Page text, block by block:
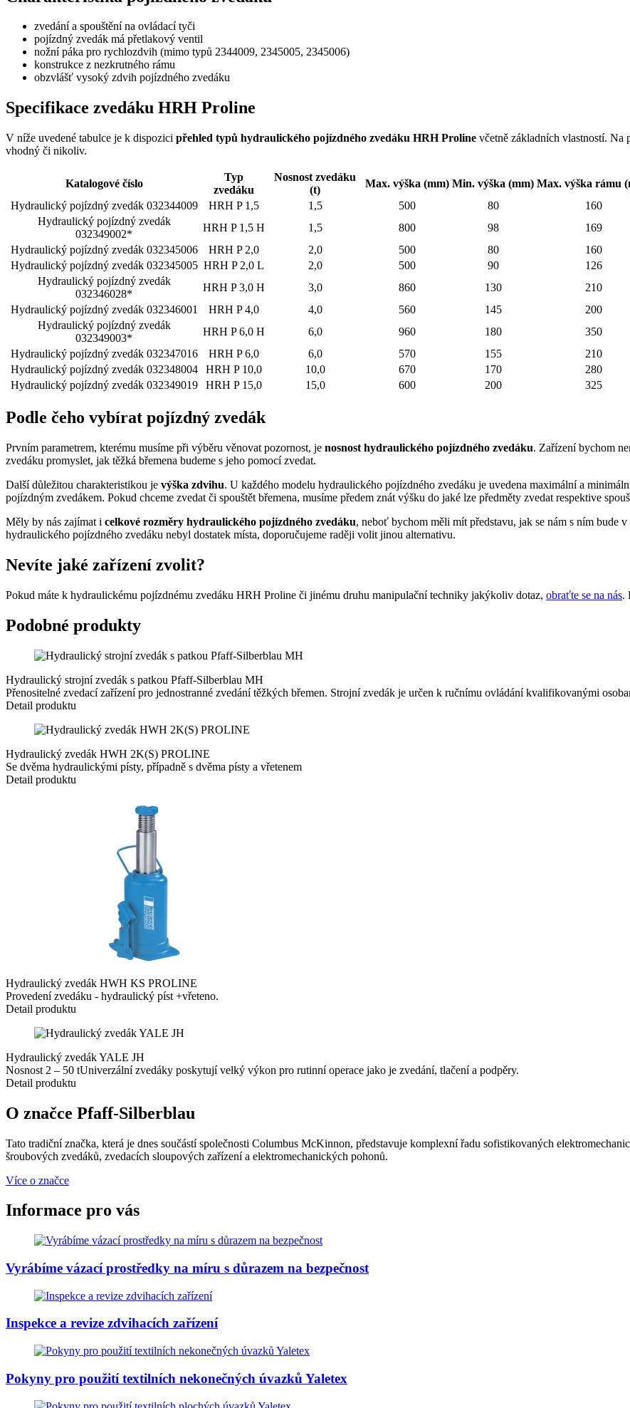
zvedání a spouštění na ovládací tyči
pojízdný zvedák má přetlakový ventil
nožní páka pro rychlozdvih (mimo typů 2344009, 2345005, 2345006)
konstrukce z nezkrutného rámu
obzvlášť vysoký zdvih pojízdného zvedáku
Specifikace zvedáku HRH Proline
V níže uvedené tabulce je k dispozici přehled typů hydraulického pojízdného zvedáku HRH Proline včetně základních vlastností. Na
vhodný či nikoliv.
Katalogové číslo
Typ
zvedáku
Nosnost zvedáku
(t)
Max. výška (mm) Min. výška (mm) Max. výška rámu
Hydraulický pojízdný zvedák 032344009
HRH P 1,5 1,5 500 80 160
Hydraulický pojízdný zvedák
032349002*
HRH P 1,5 H 1,5 800 98 169
Hydraulický pojízdný zvedák 032345006
HRH P 2,0 2,0 500 80 160
Hydraulický pojízdný zvedák 032345005 HRH P 2,0 L 2,0 500 90 126
Hydraulický pojízdný zvedák
032346028*
HRH P 3,0 H 3,0 860 130 210
Hydraulický pojízdný zvedák 032346001
HRH P 4,0 4,0 560 145 200
Hydraulický pojízdný zvedák
032349003*
HRH P 6,0 H 6,0 960 180 350
Hydraulický pojízdný zvedák 032347016
HRH P 6,0 6,0 570 155 210
Hydraulický pojízdný zvedák 032348004
HRH P 10,0 10,0 670 170 280
Hydraulický pojízdný zvedák 032349019
HRH P 15,0 15,0 600 200 325
Podle čeho vybírat pojízdný zvedák
Prvním parametrem, kterému musíme při výběru věnovat pozornost, je nosnost hydraulického pojízdného zvedáku. Zařízení bychom
zvedáku promyslet, jak těžká břemena budeme s jeho pomocí zvedat.
Další důležitou charakteristikou je výška zdvihu. U každého modelu hydraulického pojízdného zvedáku je uvedena maximální a
pojízdným zvedákem. Pokud chceme zvedat či spouštět břemena, musíme předem znát výšku do jaké lze předměty zvedat respektive
Měly by nás zajímat i celkové rozměry hydraulického pojízdného zvedáku, neboť bychom měli mít představu, jak se nám s ním bude
hydraulického pojízdného zvedáku nebyl dostatek místa, doporučujeme raději volit jinou alternativu.
Nevíte jaké zařízení zvolit?
Pokud máte k hydraulickému pojízdnému zvedáku HRH Proline či jinému druhu manipulační techniky jakýkoliv dotaz, obraťte se na nás.
Podobné produkty
Hydraulický strojní zvedák s patkou Pfaff-Silberblau MH
Přenositelné zvedací zařízení pro jednostranné zvedání těžkých břemen. Strojní zvedák je určen k ručnímu ovládání kvalifikovanými
Detail produktu
Hydraulický zvedák HWH 2K(S) PROLINE
Se dvěma hydraulickými písty, případně s dvěma písty a vřetenem
Detail produktu
Hydraulický zvedák HWH KS PROLINE
Provedení zvedáku - hydraulický píst +vřeteno.
Detail produktu
Hydraulický zvedák YALE JH
Nosnost 2 – 50 tUniverzální zvedáky poskytují velký výkon pro rutinní operace jako je zvedání, tlačení a podpěry.
Detail produktu
O značce Pfaff-Silberblau
Tato tradiční značka, která je dnes součástí společnosti Columbus McKinnon, představuje komplexní řadu sofistikovaných
šroubových zvedáků, zvedacích sloupových zařízení a elektromechanických pohonů.
Více o značce
Informace pro vás
Vyrábíme vázací prostředky na míru s důrazem na bezpečnost
Inspekce a revize zdvihacích zařízení
Pokyny pro použití textilních nekonečných úvazků Yaletex